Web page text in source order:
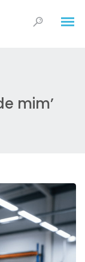
mim’